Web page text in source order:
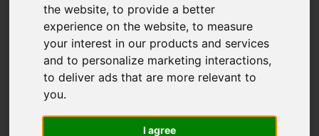
the website,to provide a better
experience on the website,to measure
your interest in our products and services
and to personalize marketing interactions,
to deliver ads that are more relevant to
you.
I agree
ПІВДЕНДИЗЕЛЬМАШ
6 Ч 12/14
ГРУПА: ФОРСУНКА
РОЗПИЛЮВАЧ
НОМЕР ЗАПЧАСТИНИ: 457.25.001